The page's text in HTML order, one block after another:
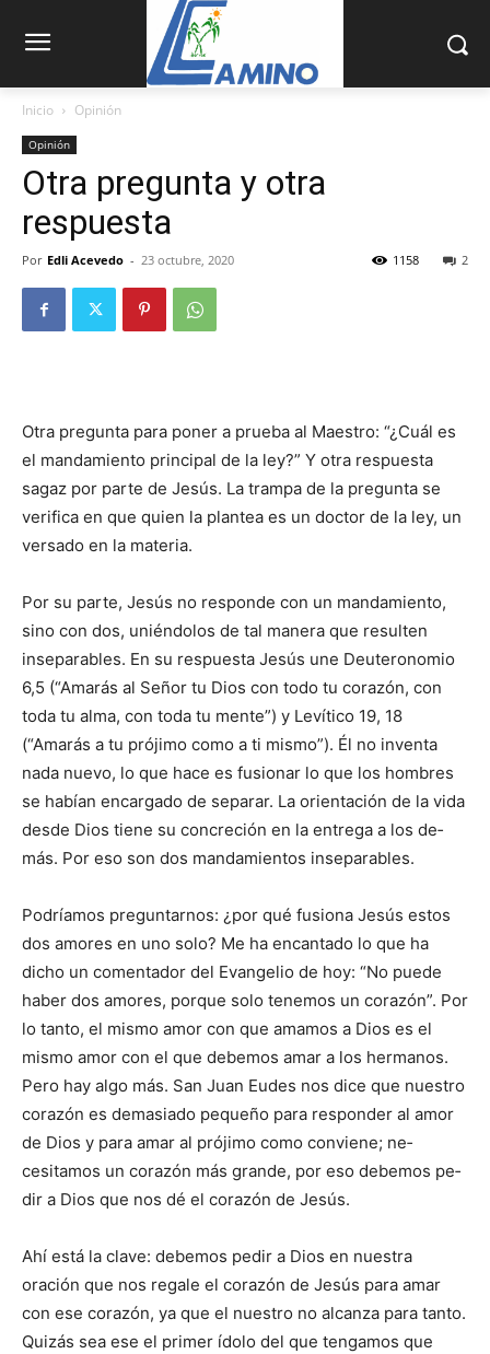
Inicio Opinión
Opinión
Otra pregunta y otra
respuesta
Por Edli Acevedo - 23 octubre, 2020 2
1158
Otra pregunta para poner a prueba al Maestro: “¿Cuál es
el mandamiento principal de la ley?” Y otra respuesta
sagaz por parte de Jesús. La trampa de la pregunta se
ve­ri­fica en que quien la plantea es un doctor de la ley, un
versado en la materia.
Por su parte, Jesús no res­ponde con un mandamiento,
sino con dos, uniéndolos de tal mane­ra que resulten
inse­parables. En su respuesta Jesús une Deuteronomio
6,5 (“Amarás al Señor tu Dios con todo tu corazón, con
toda tu alma, con toda tu men­te”) y Leví­tico 19, 18
(“Amarás a tu prójimo como a ti mismo”). Él no inventa
nada nuevo, lo que hace es fusionar lo que los hombres
se habían encargado de separar. La orienta­ción de la vida
desde Dios tie­ne su concreción en la en­trega a los de­
más. Por eso son dos manda­mientos inse­parables.
Podríamos preguntarnos: ¿por qué fusiona Jesús estos
dos amores en uno solo? Me ha encantado lo que ha
dicho un comentador del Evange­lio de hoy: “No puede
haber dos amores, porque solo ­tene­mos un corazón”. Por
lo tan­to, el mismo amor con que ama­mos a Dios es el
mismo amor con el que de­bemos amar a los hermanos.
Pero hay algo más. San Juan Eudes nos dice que nuestro
corazón es dema­siado pe­queño para responder al amor
de Dios y para amar al prójimo como conviene; ne­
cesitamos un corazón más grande, por eso debemos pe­
dir a Dios que nos dé el cora­zón de Jesús.
Ahí está la clave: debemos pedir a Dios en nuestra
oración que nos regale el co­razón de Jesús para amar
con ese corazón, ya que el nues­tro no alcanza para tanto.
Quizás sea ese el primer ído­lo del que tengamos que